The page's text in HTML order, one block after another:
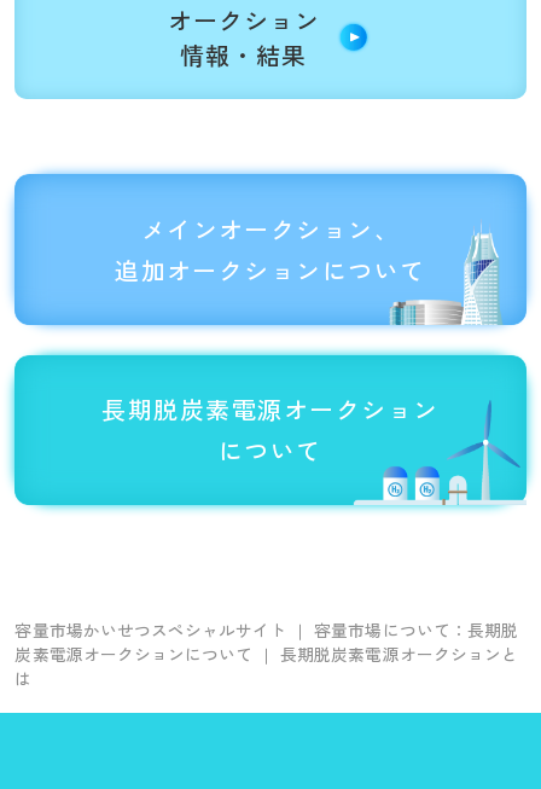
オークション
情報・結果
メインオークション、
追加オークション について
長期脱炭素電源オークション
について
容量市場かいせつスペシャルサイト
容量市場について：長期脱
炭素電源オークションについて
長期脱炭素電源オークションと
は